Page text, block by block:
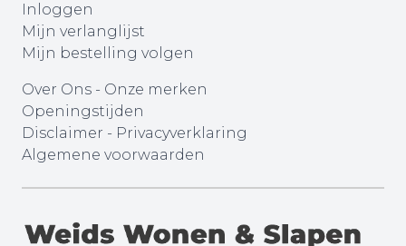
Inloggen
Mijn verlanglijst
Mijn bestelling volgen
Over Ons - Onze merken
Openingstijden
Disclaimer - Privacyverklaring
Algemene voorwaarden